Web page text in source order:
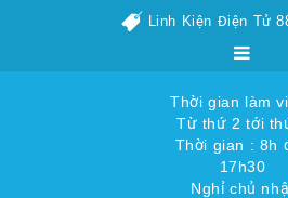
Linh Kiện Điện Tử
Thời gian làm
Từ thứ 2 tới
Thời gian : 8h
17h30
Nghỉ chủ